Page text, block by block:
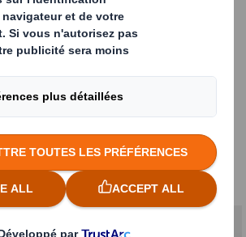
nos solutions
pour les
alimentaires et les